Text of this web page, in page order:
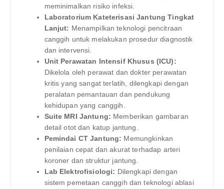
meminimalkan risiko infeksi.
Laboratorium Kateterisasi Jantung Tingkat
Lanjut: Menampilkan teknologi pencitraan
canggih untuk melakukan prosedur diagnostik
dan intervensi.
Unit Perawatan Intensif Khusus (ICU):
Dikelola oleh perawat dan dokter perawatan
kritis yang sangat terlatih, dilengkapi dengan
peralatan pemantauan dan pendukung
kehidupan yang canggih.
Suite MRI Jantung: Memberikan gambaran
detail otot dan katup jantung.
Pemindai CT Jantung: Memungkinkan
penilaian cepat dan akurat terhadap arteri
koroner dan struktur jantung.
Lab Elektrofisiologi: Dilengkapi dengan
sistem pemetaan canggih dan teknologi ablasi